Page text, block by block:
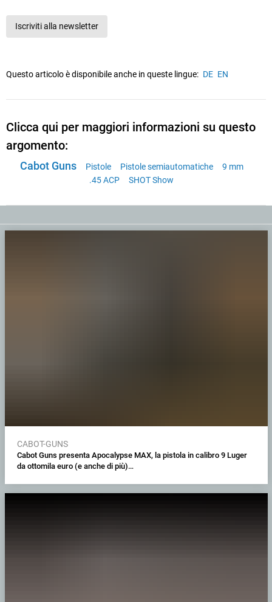
Iscriviti alla newsletter
Questo articolo è disponibile anche in queste lingue: DE EN
Clicca qui per maggiori informazioni su questo
argomento:
Cabot Guns Pistole Pistole semiautomatiche
9 mm
.45 ACP
SHOT Show
CABOT-GUNS
Cabot Guns presenta Apocalypse MAX, la pistola in calibro 9 Luger
da ottomila euro (e anche di più)…